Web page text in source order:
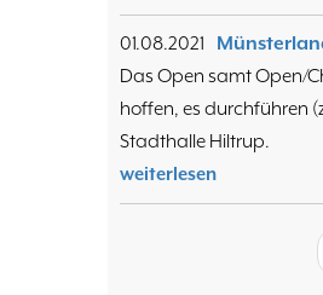
01.08.2021
Das Open samt Open/
hoffen, es durchführen
Stadthalle Hiltrup.
weiterlesen